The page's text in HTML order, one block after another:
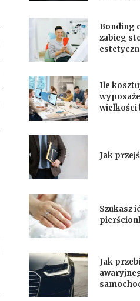
Bonding
zabieg
Ile
wielkości
Jak
Szukasz
Jak